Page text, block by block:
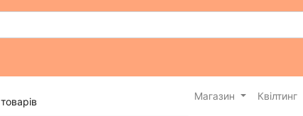
товарів Магазин Квілтинг